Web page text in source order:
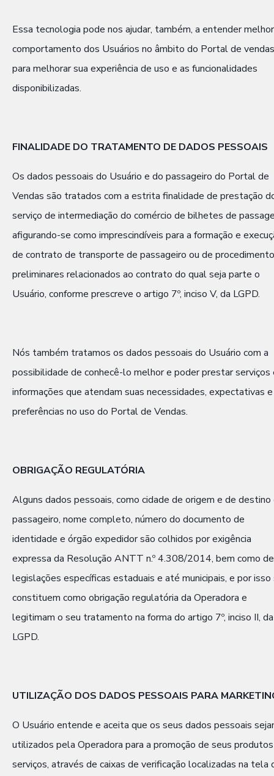
Essa tecnologia pode nos ajudar, também, a entender
comportamento dos Usuários no âmbito do Portal de
para melhorar sua experiência de uso e as funcionalidades
disponibilizadas.
FINALIDADE DO TRATAMENTO DE DADOS PESSOAIS
Os dados pessoais do Usuário e do passageiro do Portal de
Vendas são tratados com a estrita finalidade de prestação
serviço de intermediação do comércio de bilhetes de
afigurando-se como imprescindíveis para a formação e
de contrato de transporte de passageiro ou de
preliminares relacionados ao contrato do qual seja parte o
Usuário, conforme prescreve o artigo 7º, inciso V, da LGPD.
Nós também tratamos os dados pessoais do Usuário com a
possibilidade de conhecê-lo melhor e poder prestar serviços
informações que atendam suas necessidades, expectativas e
preferências no uso do Portal de Vendas.
OBRIGAÇÃO REGULATÓRIA
Alguns dados pessoais, como cidade de origem e de destino
passageiro, nome completo, número do documento de
identidade e órgão expedidor são colhidos por exigência
expressa da Resolução ANTT n.º 4.308/2014, bem como de
legislações específicas estaduais e até municipais, e por isso
constituem como obrigação regulatória da Operadora e
legitimam o seu tratamento na forma do artigo 7º, inciso II, da
LGPD.
UTILIZAÇÃO DOS DADOS PESSOAIS PARA
O Usuário entende e aceita que os seus dados pessoais
utilizados pela Operadora para a promoção de seus
serviços, através de caixas de verificação localizadas na tela